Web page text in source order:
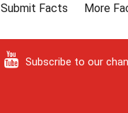
Submit Facts
More
Subscribe to our